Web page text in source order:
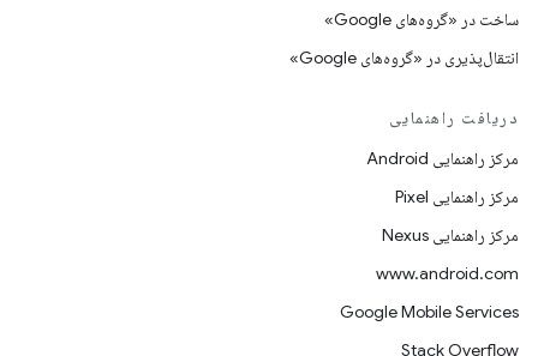
ساخت در «گروه‌های Google»
انتقال‌پذیری در «گروه‌های Google»
دریافت راهنمایی
مرکز راهنمایی Android
مرکز راهنمایی Pixel
مرکز راهنمایی Nexus
www.android.com
Google Mobile Services
Stack Overflow